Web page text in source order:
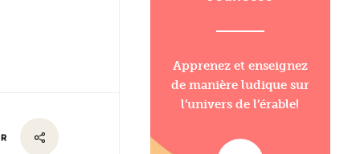
Apprenez et enseignez
de manière ludique sur
l’univers de l’érable!